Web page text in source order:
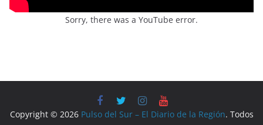
Sorry, there was a YouTube error.
Copyright © 2026 Pulso del Sur – El Diario de la Región. Todos